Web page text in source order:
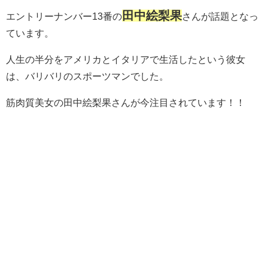
エントリーナンバー13番の 田中絵梨果さんが話題となっ
ています。
人生の半分をアメリカとイタリアで生活したという彼女
は、バリバリのスポーツマンでした。
筋肉質美女の田中絵梨果さんが今注目されています！！